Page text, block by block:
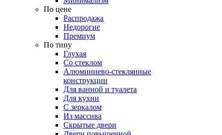
По цене
Распродажа
Недорогие
Премиум
По типу
Глухая
Со стеклом
Алюминиево-стеклянные
конструкции
Для ванной и туалета
Для кухни
С зеркалом
Из массива
Скрытые двери